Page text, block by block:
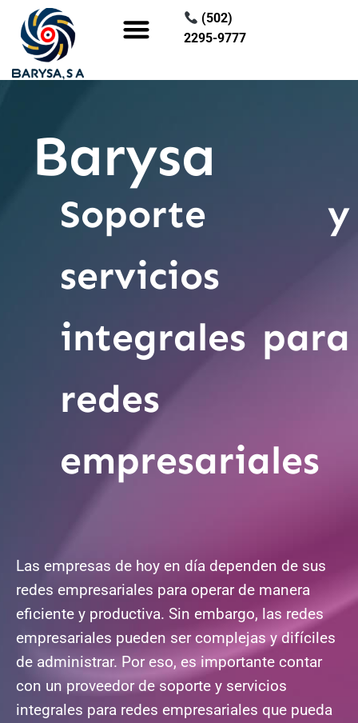
(502)
2295-9777
Barysa
Soporte y
servicios
integrales para
redes
empresariales
Las empresas de hoy en día dependen de sus
redes empresariales para operar de manera
eficiente y productiva. Sin embargo, las redes
empresariales pueden ser complejas y difíciles
de administrar. Por eso, es importante contar
con un proveedor de soporte y servicios
integrales para redes empresariales que pueda